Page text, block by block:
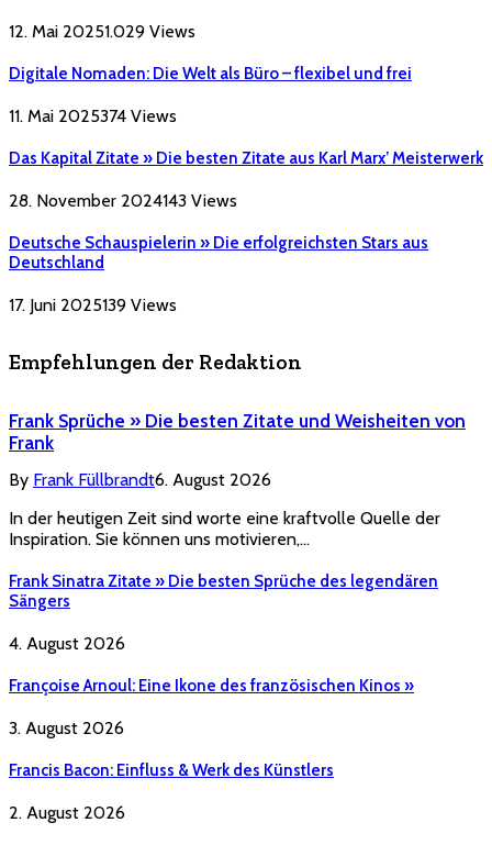
12. Mai 20251.029 Views
Digitale Nomaden: Die Welt als Büro – flexibel und frei
11. Mai 2025374 Views
Das Kapital Zitate » Die besten Zitate aus Karl Marx’ Meisterwerk
28. November 2024143 Views
Deutsche Schauspielerin » Die erfolgreichsten Stars aus
Deutschland
17. Juni 2025139 Views
Empfehlungen der Redaktion
Frank Sprüche » Die besten Zitate und Weisheiten von
Frank
By Frank Füllbrandt6. August 2026
In der heutigen Zeit sind worte eine kraftvolle Quelle der
Inspiration. Sie können uns motivieren,…
Frank Sinatra Zitate » Die besten Sprüche des legendären
Sängers
4. August 2026
Françoise Arnoul: Eine Ikone des französischen Kinos »
3. August 2026
Francis Bacon: Einfluss & Werk des Künstlers
2. August 2026